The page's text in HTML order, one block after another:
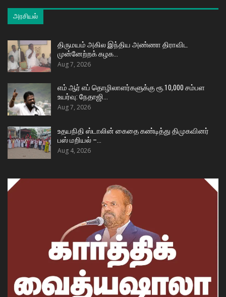
அரசியல்
திருமயம் அகில இந்திய அண்ணா திராவிட
முன்னேற்றக் கழக…
Aug 7, 2026
எம் ஆர் எப் தொழிலாளர்களுக்கு ரூ.10,000 சம்பள
உயர்வு: நேதாஜி…
Aug 7, 2026
உதயநிதி ஸ்டாலின் கைதை கண்டித்து திமுகவினர்
பஸ் மறியல் –…
Aug 4, 2026